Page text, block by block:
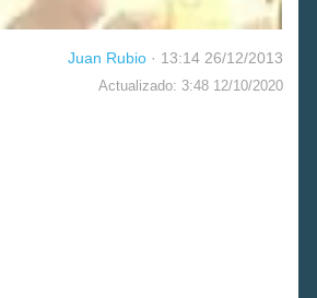
Juan Rubio · 13:14 26/12/2013
Actualizado: 3:48 12/10/2020